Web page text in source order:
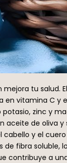
mejora tu
en vitamina C
zinc y
aceite de oliva
y el
de fibra soluble,
contribuye a